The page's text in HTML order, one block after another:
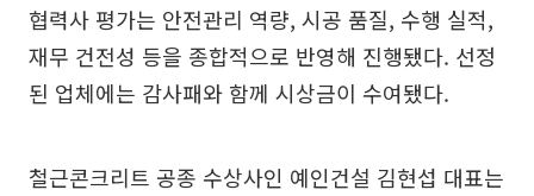
협력사 평가는 안전관리 역량, 시공 품질, 수행 실적,
재무 건전성 등을 종합적으로 반영해 진행됐다. 선정
된 업체에는 감사패와 함께 시상금이 수여됐다.
철근콘크리트 공종 수상사인 예인건설 김현섭 대표는